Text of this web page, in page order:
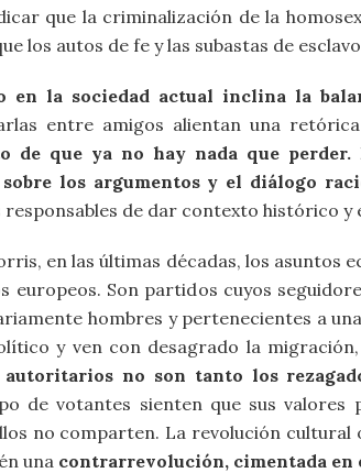
que la criminalización de la
los autos de fe y las subastas de
en la sociedad actual inclina la
entre amigos alientan una
de que ya no hay nada que
los argumentos y el diálogo
de dar contexto histórico
en las últimas décadas, los asuntos
Son partidos cuyos
hombres y pertenecientes a
y ven con desagrado la
autoritarios no son tanto los
de votantes sienten que sus valores
no comparten. La revolución cultural
una contrarrevolución, cimentada en